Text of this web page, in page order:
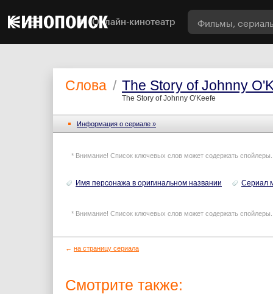
Онлайн-кинотеатр
Слова / The Story of Johnny
The Story of Johnny O'Keefe
Информация o сериале »
* Внимание! Список ключевых слов может содержать
Имя персонажа в оригинальном названии Сериал
* Внимание! Список ключевых слов может содержать
← на страницу сериала
Смотрите также: